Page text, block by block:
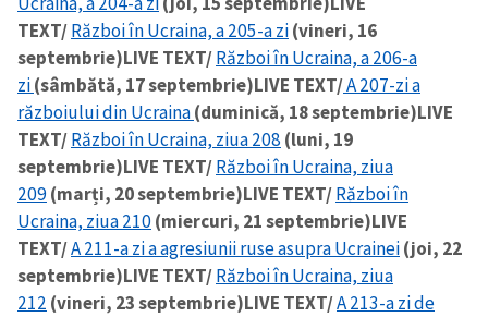
TEXT/Război în Ucraina, a 205-a zi(vineri, 16
septembrie)LIVE TEXT/Război în Ucraina, a 206-a
zi(sâmbătă, 17 septembrie)LIVE TEXT/A 207-zi a
războiului din Ucraina(duminică, 18 septembrie)LIVE
TEXT/Război în Ucraina, ziua 208 (luni, 19
septembrie)LIVE TEXT/Război în Ucraina, ziua
209(marți, 20 septembrie)LIVE TEXT/Război în
Ucraina, ziua 210(miercuri, 21 septembrie)LIVE
TEXT/A 211-a zi a agresiunii ruse asupra Ucrainei(joi, 22
septembrie)LIVE TEXT/Război în Ucraina, ziua
212 (vineri, 23 septembrie)LIVE TEXT/A 213-a zi de